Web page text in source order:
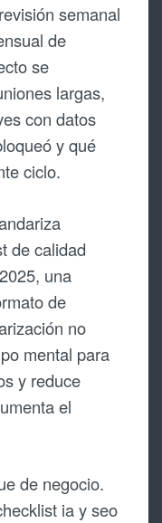
semanal
de
se
largas,
con datos
y qué
ciclo.
de calidad
una
de
no
mental para
y reduce
el
de negocio.
ia y seo